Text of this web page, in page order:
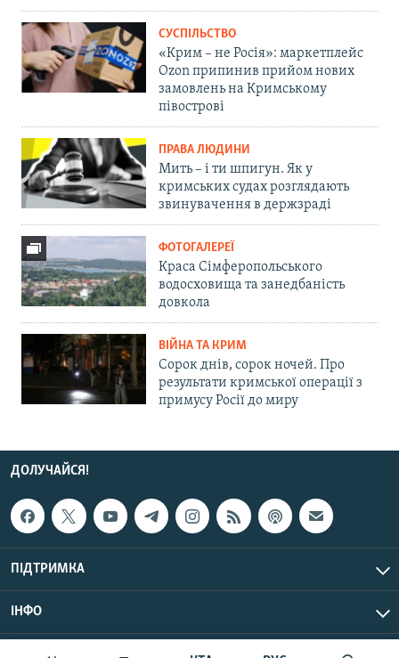
СУСПІЛЬСТВО
«Крим – не Росія»: маркетплейс
Ozon припинив прийом нових
замовлень на Кримському
півострові
ПРАВА ЛЮДИНИ
Мить – і ти шпигун. Як у
кримських судах розглядають
звинувачення в держзраді
ФОТОГАЛЕРЕЇ
Краса Сімферопольського
водосховища та занедбаність
довкола
ВІЙНА ТА КРИМ
Сорок днів, сорок ночей. Про
результати кримської операції з
примусу Росії до миру
ДОЛУЧАЙСЯ!
ПІДТРИМКА
ІНФО